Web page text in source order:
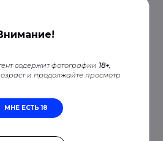
губ с помощью филлера
содержит фотографии 18+,
и продолжайте просмотр
МНЕ ЕСТЬ 18